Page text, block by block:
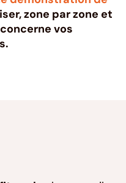
zone par zone et
vos